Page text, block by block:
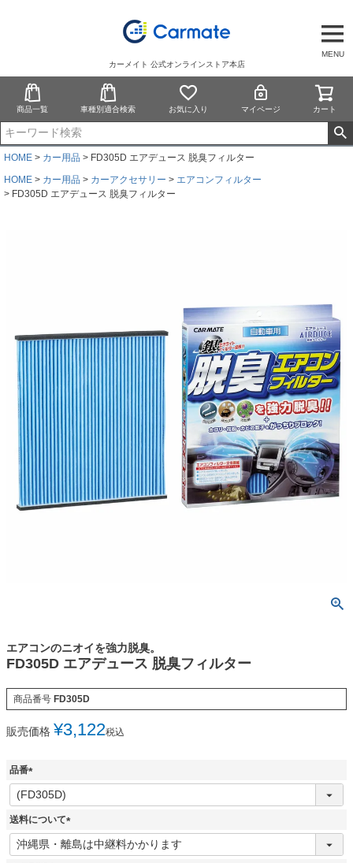
MENU
カーメイト 公式オンラインストア本店
商品一覧 車種別適合検索 お気に入り マイページ カート
HOME カー用品
FD305D エアデュース 脱臭フィルター
HOME
カー用品 カーアクセサリー
エアコンフィルター
FD305D エアデュース 脱臭フィルター
エアコンのニオイを強力脱臭。
FD305D エアデュース 脱臭フィルター
商品番号 FD305D
販売価格 ¥3,122税込
品番
(
必
須
送料について
(
必